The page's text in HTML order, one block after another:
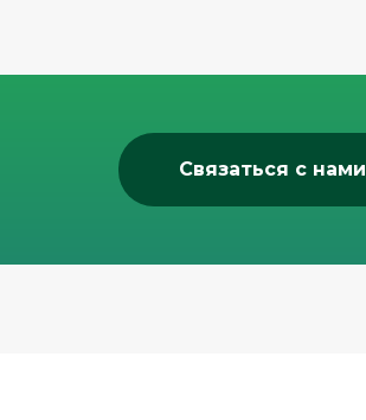
Связаться с нами